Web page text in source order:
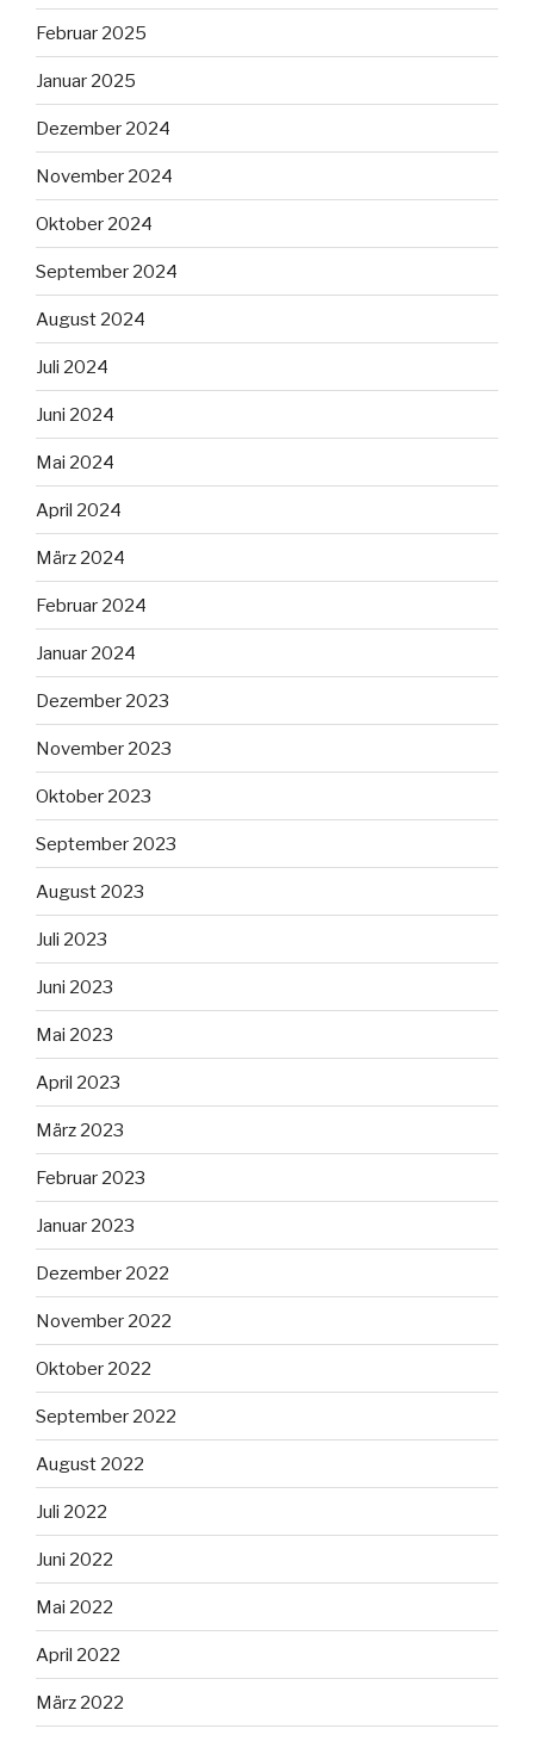
Februar 2025
Januar 2025
Dezember 2024
November 2024
Oktober 2024
September 2024
August 2024
Juli 2024
Juni 2024
Mai 2024
April 2024
März 2024
Februar 2024
Januar 2024
Dezember 2023
November 2023
Oktober 2023
September 2023
August 2023
Juli 2023
Juni 2023
Mai 2023
April 2023
März 2023
Februar 2023
Januar 2023
Dezember 2022
November 2022
Oktober 2022
September 2022
August 2022
Juli 2022
Juni 2022
Mai 2022
April 2022
März 2022